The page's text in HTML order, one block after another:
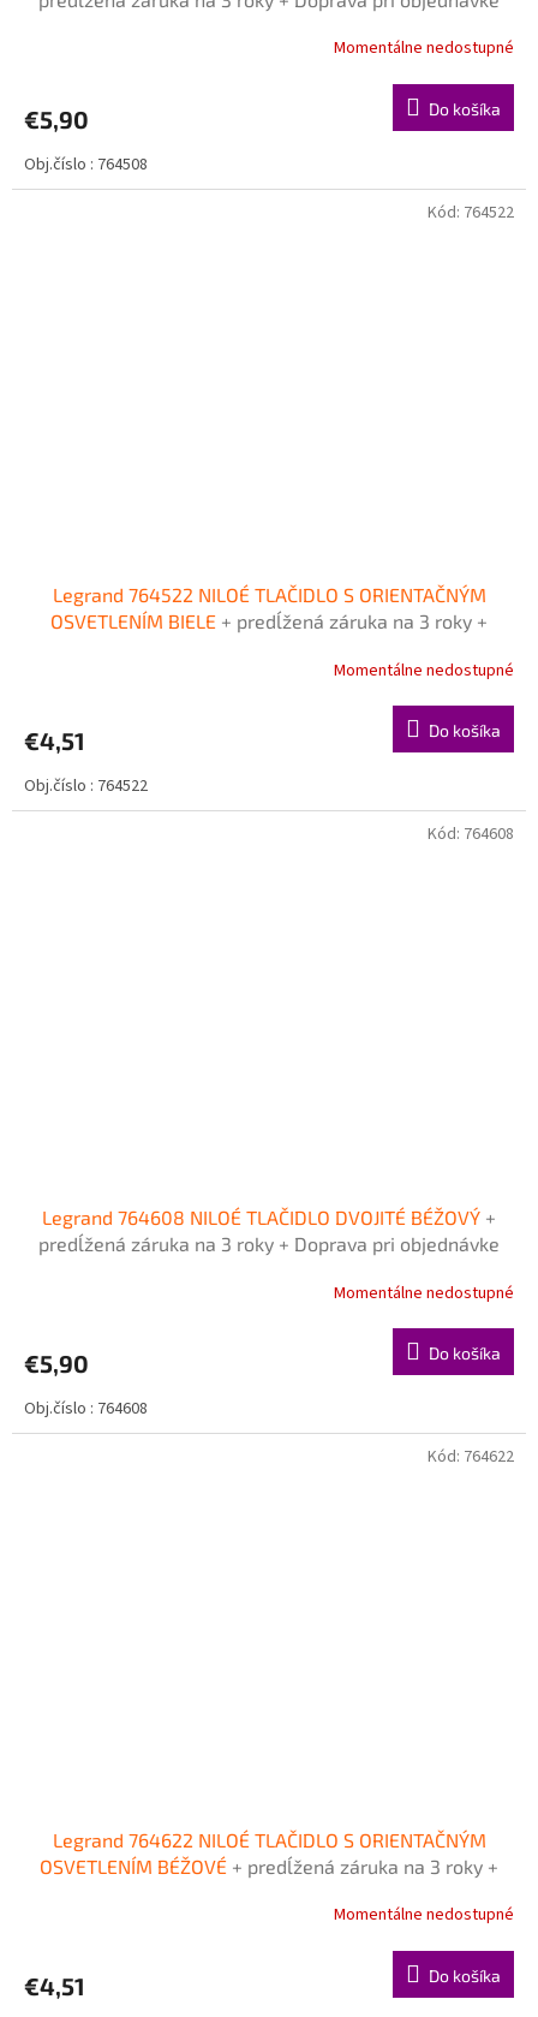
Momentálne nedostupné
€5,90 Do košíka
Obj.číslo : 764508
Legrand 764522 NILOÉ TLAČIDLO S ORIENTAČNÝM
OSVETLENÍM BIELE + predĺžená záruka na 3 roky +
Momentálne nedostupné
€4,51 Do košíka
Obj.číslo : 764522
Kód: 764522
Legrand 764608 NILOÉ TLAČIDLO DVOJITÉ BÉŽOVÝ +
predĺžená záruka na 3 roky + Doprava pri objednávke
Momentálne nedostupné
€5,90 Do košíka
Obj.číslo : 764608
Kód: 764608
Legrand 764622 NILOÉ TLAČIDLO S ORIENTAČNÝM
OSVETLENÍM BÉŽOVÉ + predĺžená záruka na 3 roky +
Momentálne nedostupné
€4,51 Do košíka
Kód: 764622